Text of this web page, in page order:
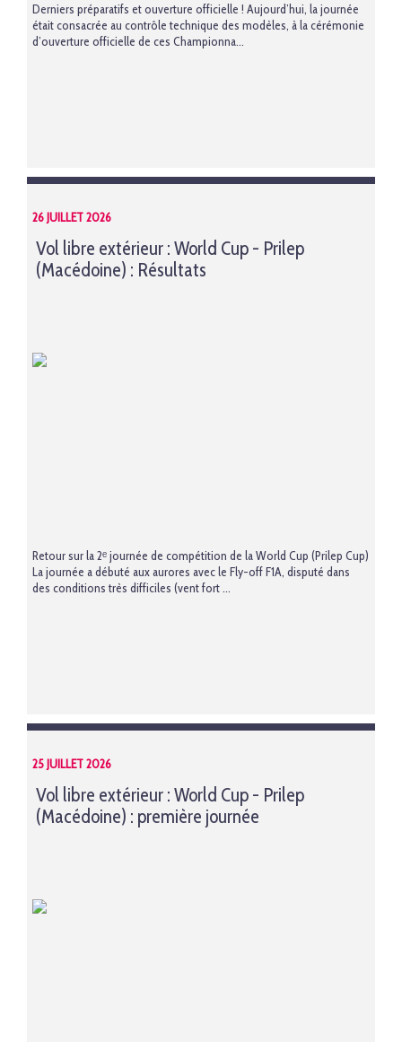
Derniers préparatifs et ouverture officielle ! Aujourd’hui, la journée
était consacrée au contrôle technique des modèles, à la cérémonie
d’ouverture officielle de ces Championna...
26 JUILLET 2026
Vol libre extérieur : World Cup - Prilep
(Macédoine) : Résultats
Retour sur la 2ᵉ journée de compétition de la World Cup (Prilep Cup)
La journée a débuté aux aurores avec le Fly-off F1A, disputé dans
des conditions très difficiles (vent fort ...
25 JUILLET 2026
Vol libre extérieur : World Cup - Prilep
(Macédoine) : première journée